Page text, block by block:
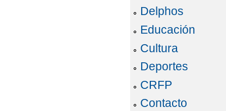
Delphos
Educación
Cultura
Deportes
CRFP
Contacto